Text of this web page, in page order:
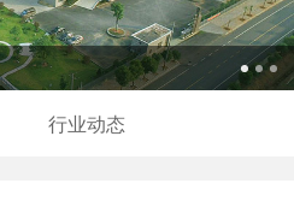
行业动态